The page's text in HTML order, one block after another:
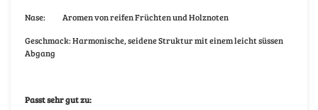
Nase: Aromen von reifen Früchten und Holznoten
Geschmack: Harmonische, seidene Struktur mit einem leicht süssen
Abgang
Passt sehr gut zu: